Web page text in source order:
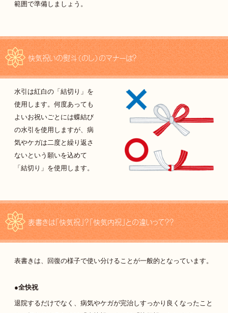
範囲で準備しましょう。
快気祝いの熨斗（のし）のマナーは？
水引は紅白の「結切り」を
使用します。何度あっても
よいお祝いごとには蝶結び
の水引を使用しますが、病
気やケガは二度と繰り返さ
ないという願いを込めて
「結切り」を使用します。
表書きは「快気祝」？「快気内祝」との違いって？？
表書きは、回復の様子で使い分けることが一般的となっています。
全快祝
退院するだけでなく、病気やケガが完治しすっかり良くなったこと